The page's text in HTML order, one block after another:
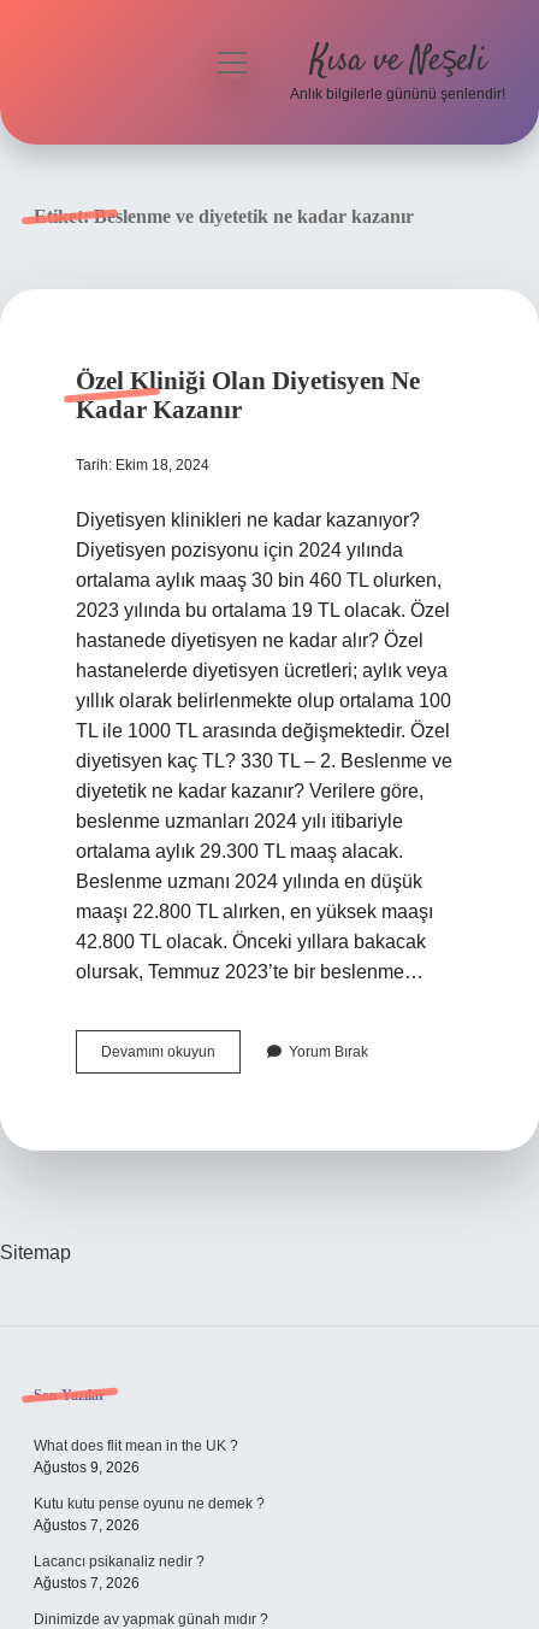
menüyü
Kısa ve Neşeli
Anlık bilgilerle gününü şenlendir!
Etiket:Beslenme ve diyetetik ne kadar kazanır
Özel Kliniği Olan Diyetisyen Ne
Kadar Kazanır
Tarih: Ekim 18, 2024
Diyetisyen klinikleri ne kadar kazanıyor?
Diyetisyen pozisyonu için 2024 yılında
ortalama aylık maaş 30 bin 460 TL olurken,
2023 yılında bu ortalama 19 TL olacak. Özel
hastanede diyetisyen ne kadar alır? Özel
hastanelerde diyetisyen ücretleri; aylık veya
yıllık olarak belirlenmekte olup ortalama 100
TL ile 1000 TL arasında değişmektedir. Özel
diyetisyen kaç TL? 330 TL – 2. Beslenme ve
diyetetik ne kadar kazanır? Verilere göre,
beslenme uzmanları 2024 yılı itibariyle
ortalama aylık 29.300 TL maaş alacak.
Beslenme uzmanı 2024 yılında en düşük
maaşı 22.800 TL alırken, en yüksek maaşı
42.800 TL olacak. Önceki yıllara bakacak
olursak, Temmuz 2023’te bir beslenme…
Devamını okuyun
Kliniği
Yorum Bırak
Sitemap
Sidebar
Son Yazılar
What does flit mean in the UK ?
Ağustos 9, 2026
Kutu kutu pense oyunu ne demek ?
Ağustos 7, 2026
Lacancı psikanaliz nedir ?
Ağustos 7, 2026
Dinimizde av yapmak günah mıdır ?